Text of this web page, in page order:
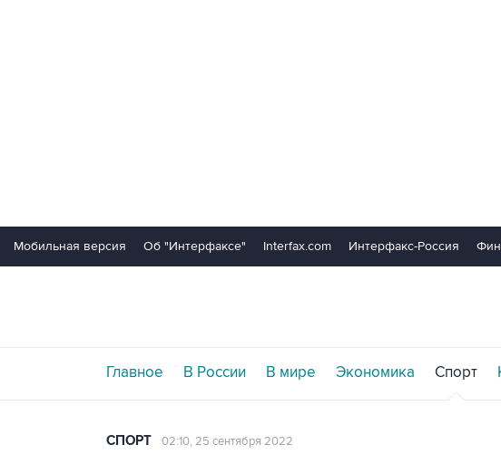
Мобильная версия Об "Интерфаксе" Interfax.com Интерфакс-Россия
Главное В России В мире Экономика Спорт
СПОРТ 02:10, 25 сентября 2022